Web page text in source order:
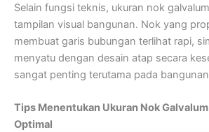
Selain fungsi teknis, ukuran nok
tampilan visual bangunan. Nok yang
membuat garis bubungan terlihat rapi,
menyatu dengan desain atap secara
sangat penting terutama pada bangunan
Tips Menentukan Ukuran Nok
Optimal